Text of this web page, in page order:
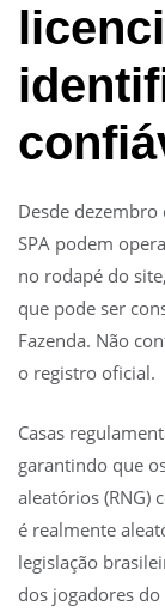
Desde dezembro
SPA podem
no rodapé do
que pode ser
Fazenda. Não
o registro oficial.
Casas
garantindo que
aleatórios (RNG)
é realmente
legislação
dos jogadores